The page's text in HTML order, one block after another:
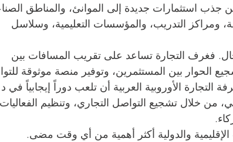
جذب استثمارات جديدة إلى الموانئ، والمناطق
ومراكز التدريب، والمؤسسات التعليمية، وسلاسل
فغرف التجارة تساعد على تقريب المسافات بين
الحوار بين المستثمرين، وتوفير منصة موثوقة
الأوروبية العربية أن تلعب دوراً إيجابياً
من خلال تشجيع التواصل التجاري، وتنظيم
والدولية أكثر أهمية من أي وقت مضى.